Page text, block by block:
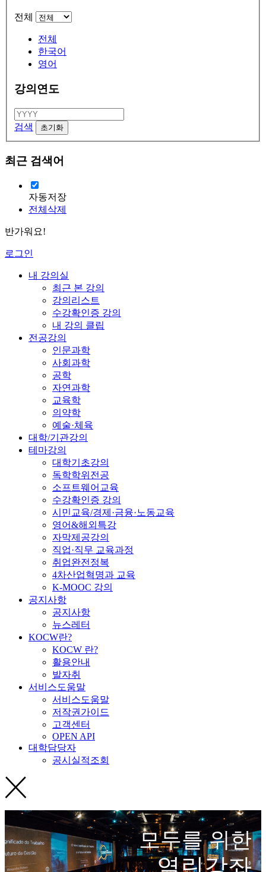
전체
전체
한국어
영어
강의연도
검색
최근 검색어
자동저장
전체삭제
반가워요!
로그인
내 강의실
최근 본 강의
강의리스트
수강확인증 강의
내 강의 클립
전공강의
인문과학
사회과학
공학
자연과학
교육학
의약학
예술·체육
대학/기관강의
테마강의
대학기초강의
독학학위전공
소프트웨어교육
수강확인증 강의
시민교육/경제·금융·노동교육
영어&해외특강
자막제공강의
직업·직무 교육과정
취업완전정복
4차산업혁명과 교육
K-MOOC 강의
공지사항
공지사항
뉴스레터
KOCW란?
KOCW 란?
활용안내
발자취
서비스도움말
서비스도움말
저작권가이드
고객센터
OPEN API
대학담당자
공시실적조회
모두를 위한